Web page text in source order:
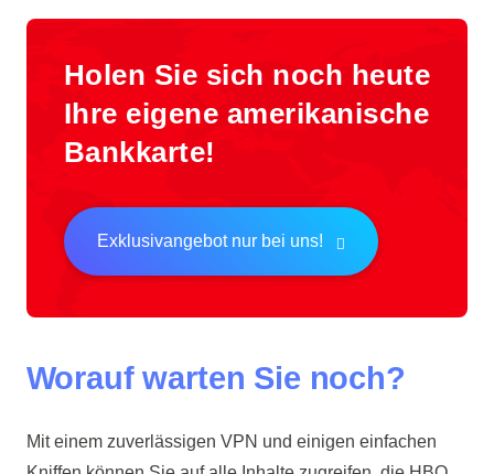
Holen Sie sich noch heute
Ihre eigene amerikanische
Bankkarte!
Exklusivangebot nur bei uns!
Worauf warten Sie noch?
Mit einem zuverlässigen VPN und einigen einfachen